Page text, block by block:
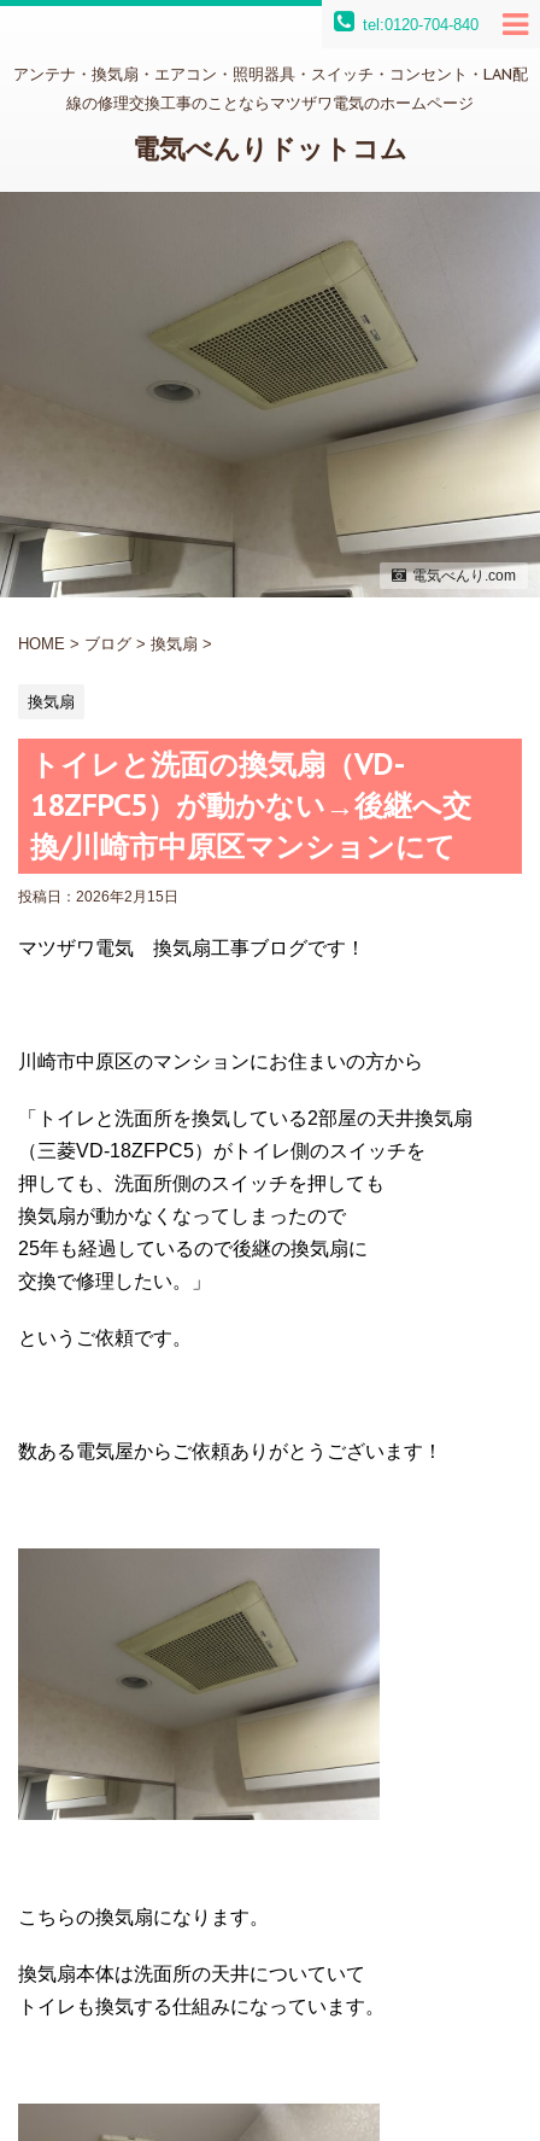
tel:0120-704-840
アンテナ・換気扇・エアコン・照明器具・スイッチ・コンセント・LAN配
線の修理交換工事のことならマツザワ電気のホームページ
電気べんりドットコム
電気べんり.com
HOME > ブログ > 換気扇 >
換気扇
トイレと洗面の換気扇（VD-
18ZFPC5）が動かない→後継へ交
換/川崎市中原区マンションにて
投稿日： 2026年2月15日
マツザワ電気 換気扇工事ブログです！
川崎市中原区のマンションにお住まいの方から
「トイレと洗面所を換気している2部屋の天井換気扇
（三菱VD-18ZFPC5）がトイレ側のスイッチを
押しても、洗面所側のスイッチを押しても
換気扇が動かなくなってしまったので
25年も経過しているので後継の換気扇に
交換で修理したい。」
というご依頼です。
数ある電気屋からご依頼ありがとうございます！
こちらの換気扇になります。
換気扇本体は洗面所の天井についていて
トイレも換気する仕組みになっています。